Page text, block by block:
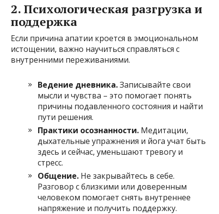
2. Психологическая разгрузка и
поддержка
Если причина апатии кроется в эмоциональном
истощении, важно научиться справляться с
внутренними переживаниями.
Ведение дневника.Записывайте свои
мысли и чувства – это помогает понять
причины подавленного состояния и найти
пути решения.
Практики осознанности. Медитации,
дыхательные упражнения и йога учат быть
здесь и сейчас, уменьшают тревогу и
стресс.
Общение. Не закрывайтесь в себе.
Разговор с близкими или доверенным
человеком помогает снять внутреннее
напряжение и получить поддержку.